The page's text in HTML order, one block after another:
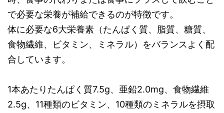
で必要な栄養が補給できるのが特徴です。
体に必要な6大栄養素（たんぱく質、脂質、糖質、
食物繊維、ビタミン、ミネラル）をバランスよく配
合しています。
1本あたりたんぱく質7.5g、亜鉛2.0mg、食物繊維
2.5g、11種類のビタミン、10種類のミネラルを摂取